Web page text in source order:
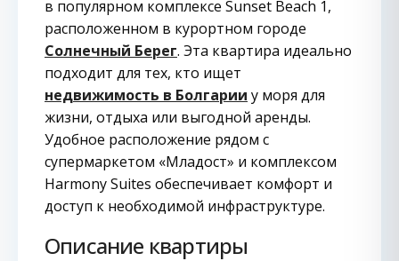
в популярном комплексе Sunset Beach 1,
расположенном в курортном городе
Солнечный Берег. Эта квартира идеально
подходит для тех, кто ищет
недвижимость в Болгарии у моря для
жизни, отдыха или выгодной аренды.
Удобное расположение рядом с
супермаркетом «Младост» и комплексом
Harmony Suites обеспечивает комфорт и
доступ к необходимой инфраструктуре.
Описание квартиры